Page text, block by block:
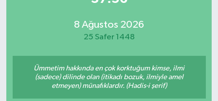
8 Ağustos 2026
25 Safer 1448
Ümmetim hakkında en çok korktuğum kimse, ilmi
(sadece) dilinde olan (itikadı bozuk, ilmiyle amel
etmeyen) münafıklardır. (Hadis-i şerif)
KÜLTÜR - SANAT